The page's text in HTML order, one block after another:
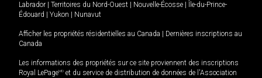
Labrador
Territoires du Nord-Ouest Nouvelle-Écosse
Île-du-Prince-
Édouard
Yukon Nunavut
Afficher les propriétés résidentielles au Canada
Dernières inscriptions au
Canada
Les informations des propriétés sur ce site proviennent des inscriptions
Royal LePageMD et du service de distribution de données de l'Association